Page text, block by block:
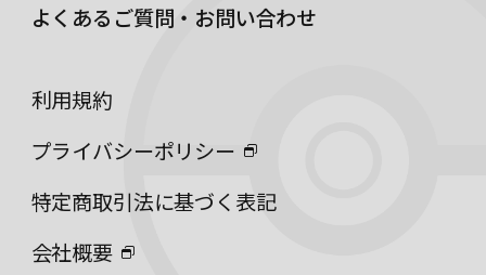
よくあるご質問・お問い合わせ
利用規約
プライバシーポリシー
特定商取引法に基づく表記
会社概要